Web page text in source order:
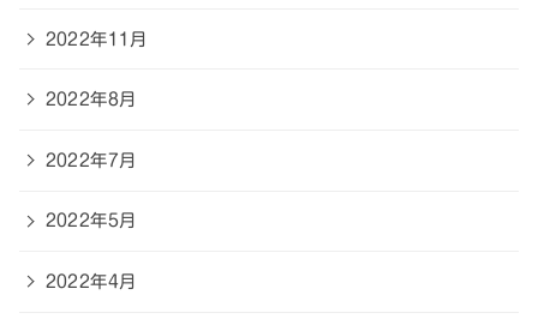
2022年11月
2022年8月
2022年7月
2022年5月
2022年4月